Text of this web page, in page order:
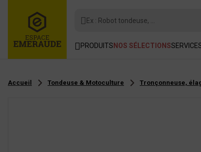
Ex : Robot tondeuse, ...
PRODUITS NOS SÉLECTIONS
Accueil Tondeuse & Motoculture Tronçonneuse,